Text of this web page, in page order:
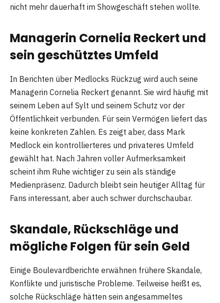
nicht mehr dauerhaft im Showgeschäft stehen wollte.
Managerin Cornelia Reckert und
sein geschütztes Umfeld
In Berichten über Medlocks Rückzug wird auch seine
Managerin Cornelia Reckert genannt. Sie wird häufig mit
seinem Leben auf Sylt und seinem Schutz vor der
Öffentlichkeit verbunden. Für sein Vermögen liefert das
keine konkreten Zahlen. Es zeigt aber, dass Mark
Medlock ein kontrollierteres und privateres Umfeld
gewählt hat. Nach Jahren voller Aufmerksamkeit
scheint ihm Ruhe wichtiger zu sein als ständige
Medienpräsenz. Dadurch bleibt sein heutiger Alltag für
Fans interessant, aber auch schwer durchschaubar.
Skandale, Rückschläge und
mögliche Folgen für sein Geld
Einige Boulevardberichte erwähnen frühere Skandale,
Konflikte und juristische Probleme. Teilweise heißt es,
solche Rückschläge hätten sein angesammeltes